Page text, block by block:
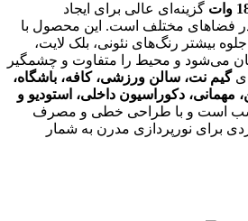
گزینه‌ای عالی برای ایجاد
فضاهای مختلف است. این محصول با
بیشتر رنگ‌های نئونی، بلک لایت،
می‌شود و محیط را متفاوت و چشمگیر
گیم نت، سالن ورزشی، کافه، باشگاه،
مهمانی، دکوراسیون داخلی، استودیو و
است و با طراحی خطی و مصرف
برای نورپردازی مدرن به شمار